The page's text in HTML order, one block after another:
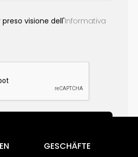
visione dell'Informativa
GESCHÄFTE